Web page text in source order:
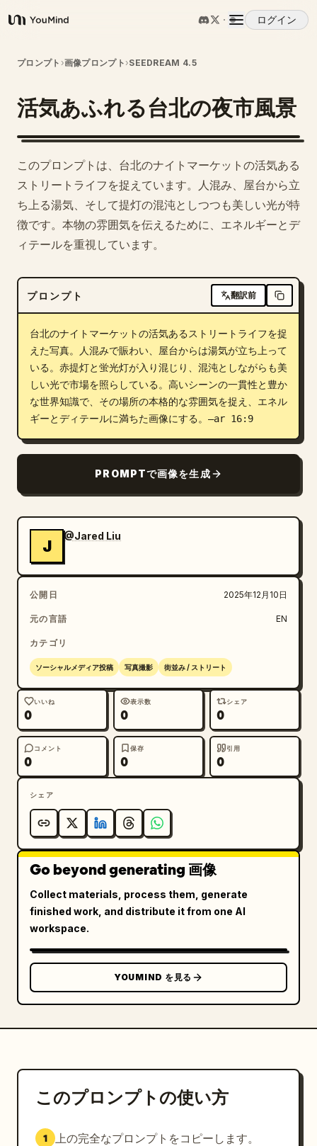
YouMind
ログイン
概要
ユースケース
プロンプト
料金
ダウンロード
ブログ
更新情報
プロンプト ›画像プロンプト ›SEEDREAM 4.5
活気あふれる台北の夜市風景
このプロンプトは、台北のナイトマーケットの活気ある
ストリートライフを捉えています。人混み、屋台から立
ち上る湯気、そして提灯の混沌としつつも美しい光が特
徴です。本物の雰囲気を伝えるために、エネルギーとデ
ィテールを重視しています。
プロンプト 翻訳前
台北のナイトマーケットの活気あるストリートライフを捉
えた写真。人混みで賑わい、屋台からは湯気が立ち上って
いる。赤提灯と蛍光灯が入り混じり、混沌としながらも美
しい光で市場を照らしている。高いシーンの一貫性と豊か
な世界知識で、その場所の本格的な雰囲気を捉え、エネル
ギーとディテールに満ちた画像にする。–ar 16:9
PROMPTで画像を生成
J
@Jared Liu
公開日 2025年12月10日
元の言語 EN
カテゴリ
ソーシャルメディア投稿 写真撮影 街並み / ストリート
いいね
0
表示数
0
シェア
0
コメント
0
保存
0
引用
0
シェア
Go beyond generating 画像
Collect materials, process them, generate
finished work, and distribute it from one AI
workspace.
YOUMIND を見る
このプロンプトの使い方
1 上の完全なプロンプトをコピーします。